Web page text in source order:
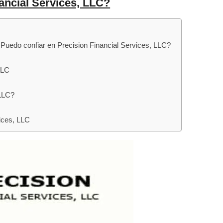
Services, LLC?
confiar en Precision Financial Services, LLC?
LLC